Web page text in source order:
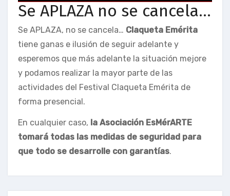
Se APLAZA no se cancela…
Se APLAZA, no se cancela… Claqueta Emérita
tiene ganas e ilusión de seguir adelante y
esperemos que más adelante la situación mejore
y podamos realizar la mayor parte de las
actividades del Festival Claqueta Emérita de
forma presencial.
En cualquier caso, la Asociación EsMérARTE
tomará todas las medidas de seguridad para
que todo se desarrolle con garantías.